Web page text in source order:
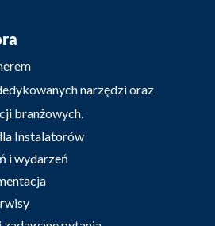
narzędzi oraz
branżowych.
Instalatorów
i wydarzeń